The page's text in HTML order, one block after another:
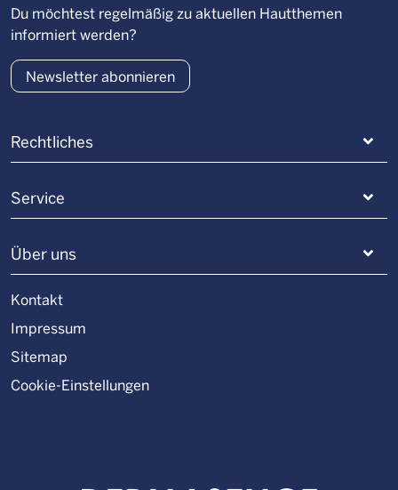
Rechtliches
Service
Über uns
Kontakt
Impressum
Sitemap
Cookie-Einstellungen
Du möchtest regelmäßig zu aktuellen Hautthemen
informiert werden?
Newsletter abonnieren